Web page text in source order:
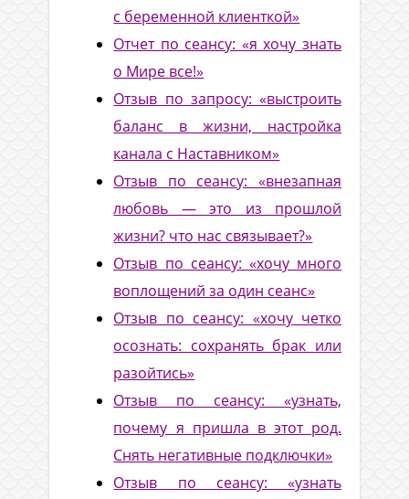
с беременной клиенткой»
Отчет по сеансу: «я хочу знать
о Мире все!»
Отзыв по запросу: «выстроить
баланс в жизни, настройка
канала с Наставником»
Отзыв по сеансу: «внезапная
любовь — это из прошлой
жизни? что нас связывает?»
Отзыв по сеансу: «хочу много
воплощений за один сеанс»
Отзыв по сеансу: «хочу четко
осознать: сохранять брак или
разойтись»
Отзыв по сеансу: «узнать,
почему я пришла в этот род.
Снять негативные подключки»
Отзыв по сеансу: «узнать